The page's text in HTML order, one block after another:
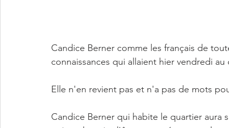
Candice Berner comme les français de
connaissances qui allaient hier vendredi
Elle n'en revient pas et n'a pas de mots
Candice Berner qui habite le quartier